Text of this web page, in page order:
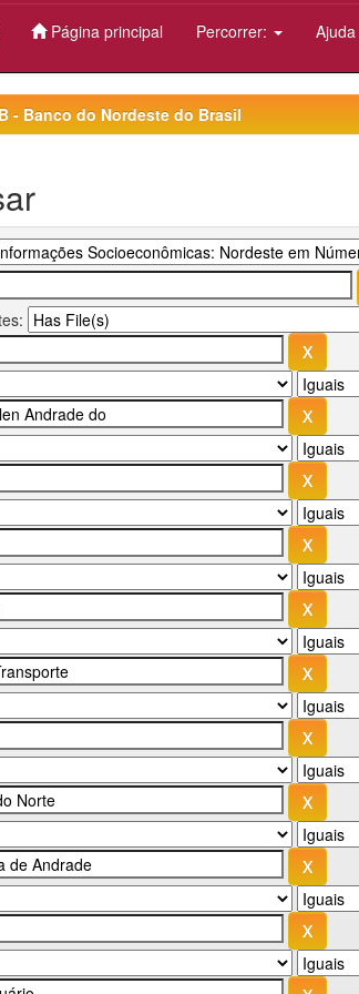
Página principal Percorrer: Ajuda
- Banco do Nordeste do Brasil